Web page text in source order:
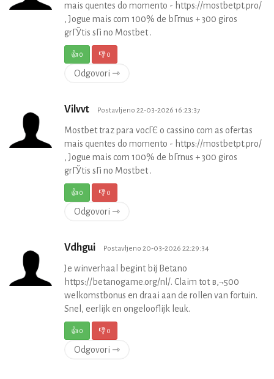
mais quentes do momento - https://mostbetpt.pro/
, Jogue mais com 100% de bГґnus + 300 giros
grГЎtis sГі no Mostbet .
👍0 👎0
Odgovori ⇾
Vilvvt Postavljeno 22-03-2026 16:23:37
Mostbet traz para vocГЄ o cassino com as ofertas
mais quentes do momento - https://mostbetpt.pro/
, Jogue mais com 100% de bГґnus + 300 giros
grГЎtis sГі no Mostbet .
👍0 👎0
Odgovori ⇾
Vdhgui Postavljeno 20-03-2026 22:29:34
Je winverhaal begint bij Betano
https://betanogame.org/nl/. Claim tot в‚¬500
welkomstbonus en draai aan de rollen van fortuin.
Snel, eerlijk en ongelooflijk leuk.
👍0 👎0
Odgovori ⇾